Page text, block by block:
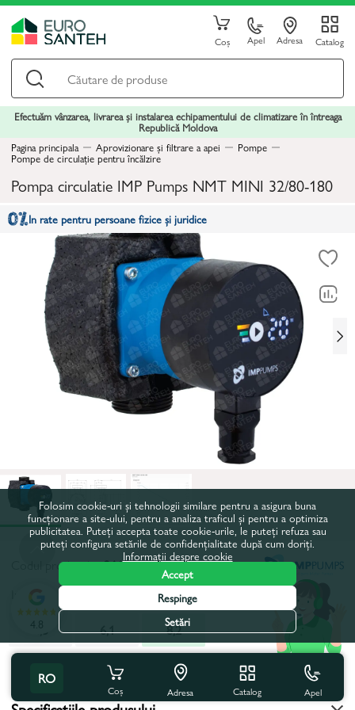
Coș Apel Adresa Catalog
Efectuăm vânzarea, livrarea și instalarea echipamentului de climatizare în întreaga
Republică Moldova
Pagina principala
Aprovizionare și filtrare a apei Pompe
Pompe de circulație pentru încălzire
Pompa circulatie IMP Pumps NMT MINI 32/80-180
In rate pentru persoane fizice și juridice
Codul produsului:26696
Inaltimea maxima de pompare, m:8,2
4,3
6,1
8,2
Toate caracteristicile
RO
Coș Adresa Catalog Apel
4.8
Folosim cookie-uri și tehnologii similare pentru a asigura buna
funcționare a site-ului, pentru a analiza traficul și pentru a optimiza
publicitatea. Puteți accepta toate cookie-urile, le puteți refuza sau
puteți configura setările de confidențialitate după cum doriți.
Informații despre cookie
Accept
Respinge
Setări